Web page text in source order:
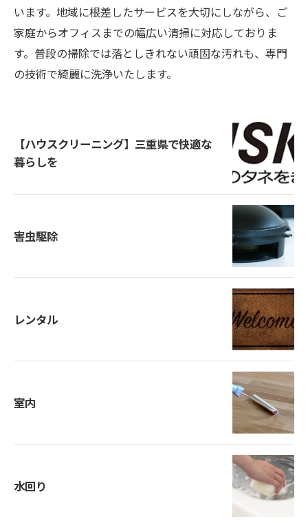
います。地域に根差したサービスを大切にしながら、ご
家庭からオフィスまでの幅広い清掃に対応しておりま
す。普段の掃除では落としきれない頑固な汚れも、専門
の技術で綺麗に洗浄いたします。
【ハウスクリーニング】三重県で快適な
暮らしを
害虫駆除
レンタル
室内
水回り